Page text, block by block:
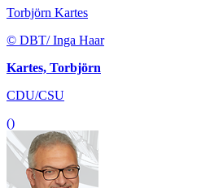
Torbjörn Kartes
© DBT/ Inga Haar
Kartes, Torbjörn
CDU/CSU
()